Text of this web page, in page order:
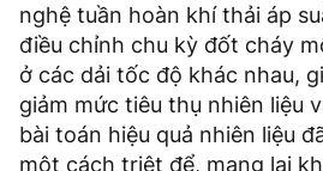
nghệ tuần hoàn khí thải áp
điều chỉnh chu kỳ đốt cháy
ở các dải tốc độ khác nhau,
giảm mức tiêu thụ nhiên liệu
bài toán hiệu quả nhiên liệu
một cách triệt để, mang lại